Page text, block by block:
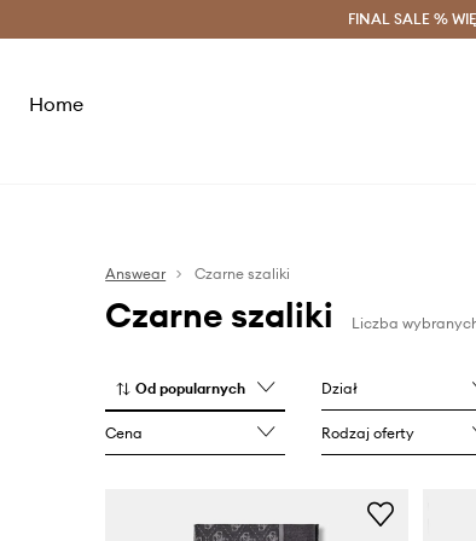
Oszczędzaj z Answear Club >
FINAL SALE %
Home
Answear Czarne szaliki
Czarne szaliki Liczba
Od popularnych Dział
Cena Rodzaj oferty